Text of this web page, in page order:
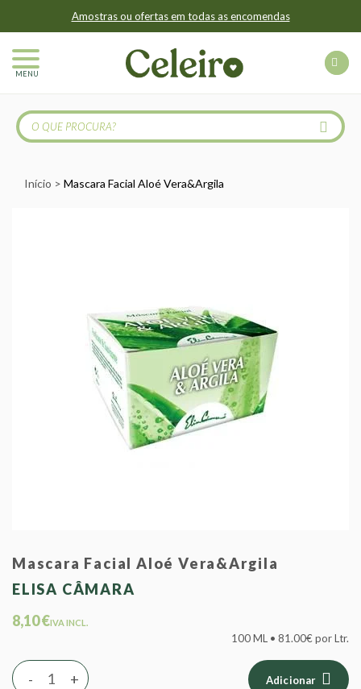
Amostras ou ofertas em todas as encomendas
MENU
Início Mascara Facial Aloé Vera&Argila
Mascara Facial Aloé Vera&Argila
ELISA CÂMARA
8,10 €IVA INCL.
100 ML • 81.00€ por Ltr.
+
- Adicionar